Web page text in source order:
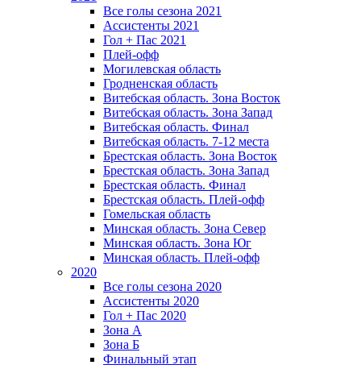
Все голы сезона 2021
Ассистенты 2021
Гол + Пас 2021
Плей-офф
Могилевская область
Гродненская область
Витебская область. Зона Восток
Витебская область. Зона Запад
Витебская область. Финал
Витебская область. 7-12 места
Брестская область. Зона Восток
Брестская область. Зона Запад
Брестская область. Финал
Брестская область. Плей-офф
Гомельская область
Минская область. Зона Север
Минская область. Зона Юг
Минская область. Плей-офф
2020
Все голы сезона 2020
Ассистенты 2020
Гол + Пас 2020
Зона А
Зона Б
Финальный этап